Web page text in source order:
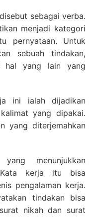
sebagai verba.
menjadi kategori
pernyataan. Untuk
sebuah tindakan,
hal yang lain yang
ini ialah dijadikan
yang dipakai.
yang diterjemahkan
menunjukkan
Kata kerja itu bisa
pengalaman kerja.
tindakan bisa
nikah dan surat